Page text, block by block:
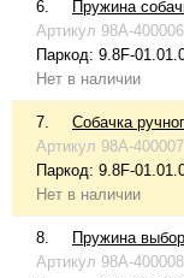
6.
Пружина
Артикул 98A-400006
Паркод: 9.8F-
Нет в наличии
7.
Собачка
Артикул 98A-400007
Паркод: 9.8F-
Нет в наличии
8.
Пружина
Артикул 98A-400008